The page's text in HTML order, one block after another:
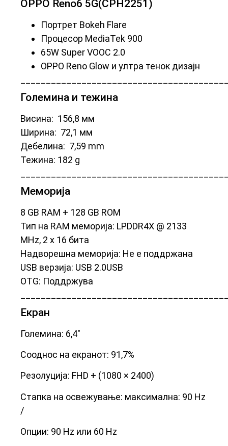
OPPO Reno6 5G(CPH2251)
Портрет Bokeh Flare
Процесор MediaTek 900
65W Super VOOC 2.0
OPPO Reno Glow и ултра тенок дизајн
Големина и тежина
Висина: 156,8 мм
Ширина: 72,1 мм
Дебелина: 7,59 mm
Тежина: 182 g
Меморија
8 GB RAM + 128 GB ROM
Тип на RAM меморија: LPDDR4X @ 2133
MHz, 2 x 16 бита
Надворешна меморија: Не е поддржана
USB верзија: USB 2.0USB
OTG: Поддржува
Екран
Големина: 6,4″
Сооднос на екранот: 91,7%
Резолуција: FHD + (1080 × 2400)
Стапка на освежување: максимална: 90 Hz
/
Опции: 90 Hz или 60 Hz